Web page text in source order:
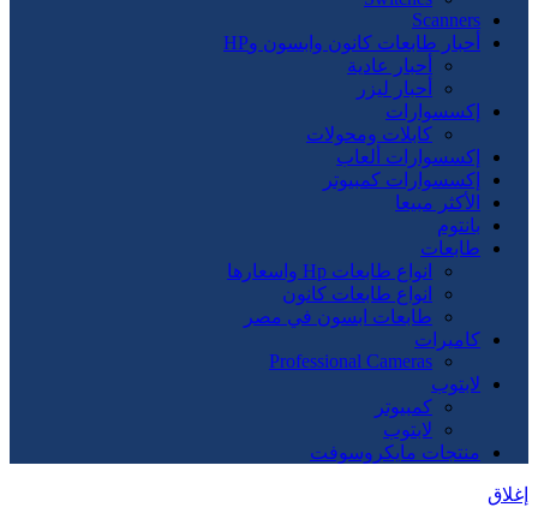
Scanners
أحبار طابعات كانون وابسون وHP
أحبار عادية
أحبار ليزر
إكسسوارات
كابلات ومحولات
إكسسوارات ألعاب
إكسسوارات كمبيوتر
الأكثر مبيعا
بانتوم
طابعات
انواع طابعات Hp واسعارها
انواع طابعات كانون
طابعات ابسون في مصر
كاميرات
Professional Cameras
لابتوب
كمبيوتر
لابتوب
منتجات مايكروسوفت
إغلاق